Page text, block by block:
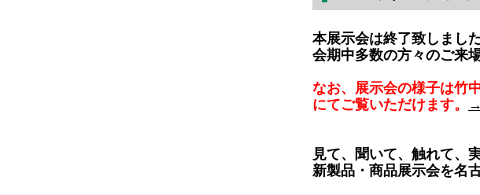
本展示会は終了致しました
会期中多数の方々のご来
なお、展示会の様子は竹
にてご覧いただけます。
見て、聞いて、触れて、
新製品・商品展示会を名